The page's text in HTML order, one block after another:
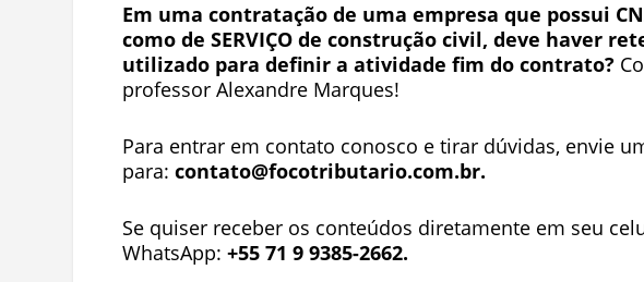
Em uma contratação de uma empresa que possui
como de SERVIÇO de construção civil, deve haver
utilizado para definir a atividade fim do contrato?
professor Alexandre Marques!
Para entrar em contato conosco e tirar dúvidas, envie
para: contato@focotributario.com.br.
Se quiser receber os conteúdos diretamente em seu
WhatsApp: +55 71 9 9385-2662.